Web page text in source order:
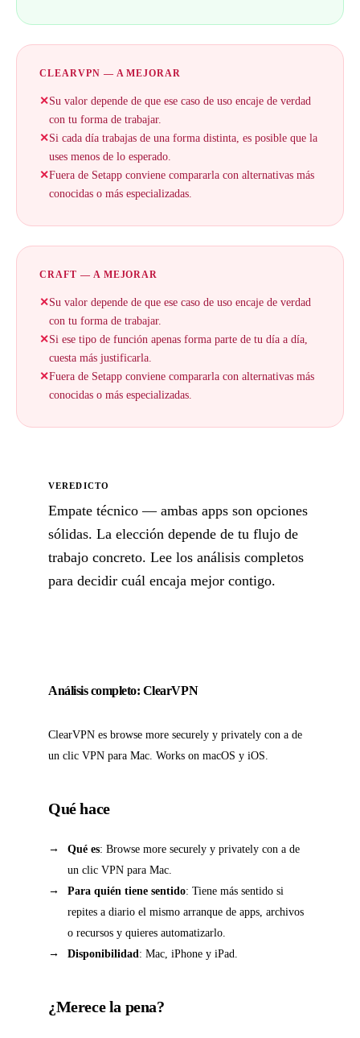
CLEARVPN — A MEJORAR
✕Su valor depende de que ese caso de uso encaje de verdad
con tu forma de trabajar.
✕Si cada día trabajas de una forma distinta, es posible que la
uses menos de lo esperado.
✕Fuera de Setapp conviene compararla con alternativas más
conocidas o más especializadas.
CRAFT — A MEJORAR
✕Su valor depende de que ese caso de uso encaje de verdad
con tu forma de trabajar.
✕Si ese tipo de función apenas forma parte de tu día a día,
cuesta más justificarla.
✕Fuera de Setapp conviene compararla con alternativas más
conocidas o más especializadas.
VEREDICTO
Empate técnico — ambas apps son opciones
sólidas. La elección depende de tu flujo de
trabajo concreto. Lee los análisis completos
para decidir cuál encaja mejor contigo.
Análisis completo: ClearVPN
ClearVPN es browse more securely y privately con a de
un clic VPN para Mac. Works on macOS y iOS.
Qué hace
Qué es: Browse more securely y privately con a de
un clic VPN para Mac.
Para quién tiene sentido: Tiene más sentido si
repites a diario el mismo arranque de apps, archivos
o recursos y quieres automatizarlo.
Disponibilidad: Mac, iPhone y iPad.
¿Merece la pena?